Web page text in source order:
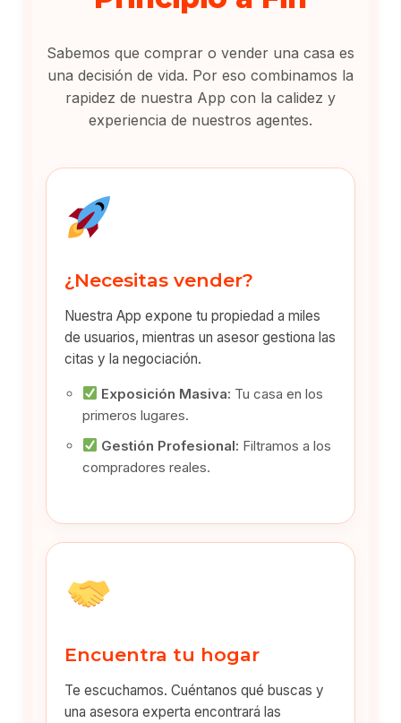
Sabemos que comprar o vender una casa es
una decisión de vida. Por eso combinamos la
rapidez de nuestra App con la calidez y
experiencia de nuestros agentes.
¿Necesitas vender?
Nuestra App expone tu propiedad a miles
de usuarios, mientras un asesor gestiona las
citas y la negociación.
Exposición Masiva: Tu casa en los
primeros lugares.
Gestión Profesional: Filtramos a los
compradores reales.
Encuentra tu hogar
Te escuchamos. Cuéntanos qué buscas y
una asesora experta encontrará las